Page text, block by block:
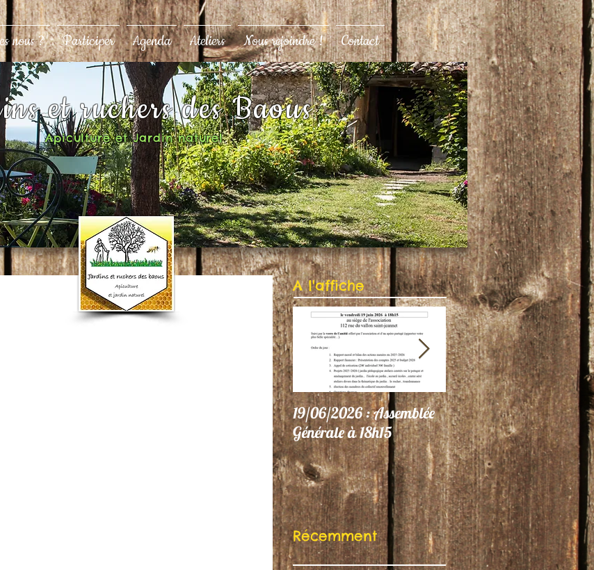
A l'affiche
19/06/2026 : Assemblée
Générale à 18h15
06/06/26 : Le Jardin
participe au Festival
"Autres Regards"
Récemment
nous ? Participer Agenda Ateliers Nous rejoindre ! Contact
et ruchers des Baous
Apiculture et Jardin naturel